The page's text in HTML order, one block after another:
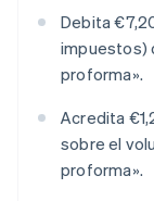
Debita
impuestos)
proforma».
Acredita
sobre el
proforma».